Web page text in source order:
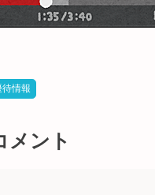
情報
メント